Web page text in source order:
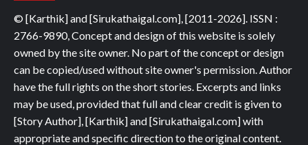
© [Karthik] and [Sirukathaigal.com], [2011-2026]. ISSN :
2766-9890, Concept and design of this website is solely
owned by the site owner. No part of the concept or design
can be copied/used without site owner's permission. Author
have the full rights on the short stories. Excerpts and links
may be used, provided that full and clear credit is given to
[Story Author], [Karthik] and [Sirukathaigal.com] with
appropriate and specific direction to the original content.